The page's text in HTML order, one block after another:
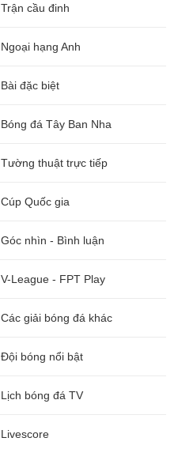
Trận cầu đinh
Ngoại hạng Anh
Bài đặc biệt
Bóng đá Tây Ban Nha
Tường thuật trực tiếp
Cúp Quốc gia
Góc nhìn - Bình luận
V-League - FPT Play
Các giải bóng đá khác
Đội bóng nổi bật
Lịch bóng đá TV
Livescore